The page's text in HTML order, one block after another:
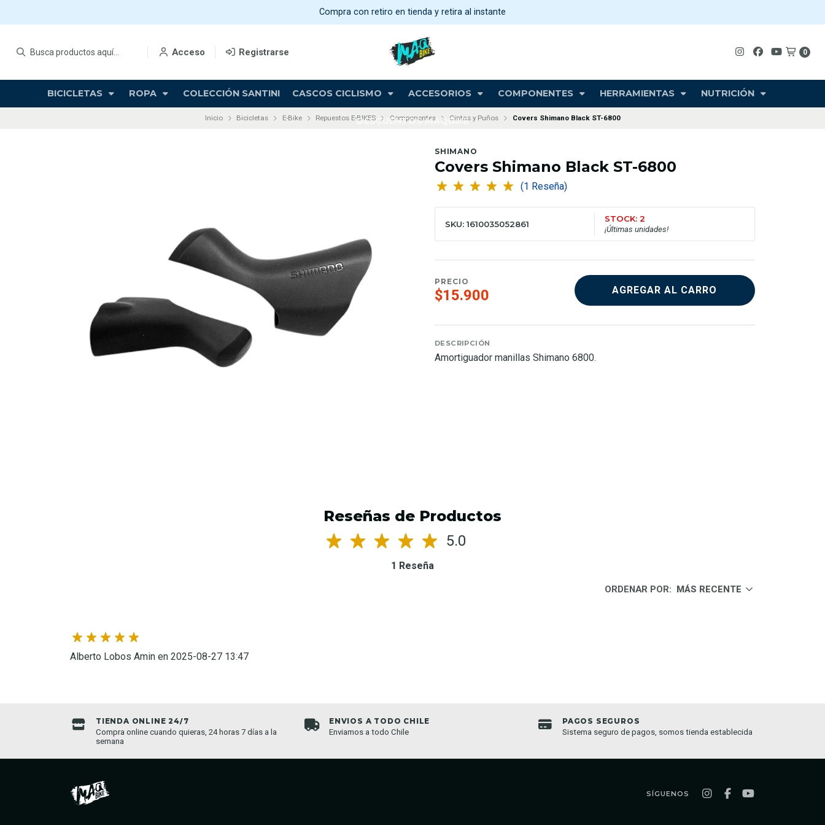
Acceso Registrarse 0
BICICLETAS ROPA COLECCIÓN SANTINI CASCOS CICLISMO ACCESORIOS COMPONENTES HERRAMIENTAS NUTRICIÓN
DESCUENTOS MAQBIKE
Compra con retiro en tienda y retira al instante
Inicio Bicicletas E-Bike Repuestos E-BIKES Componentes Cintas y Puños Covers Shimano Black ST-6800
SHIMANO
Covers Shimano Black ST-6800
(1 Reseña)
SKU: 1610035052861
STOCK: 2
¡Últimas unidades!
PRECIO
$15.900 AGREGAR AL CARRO
DESCRIPCIÓN
Amortiguador manillas Shimano 6800.
Reseñas de Productos
5.0
1 Reseña
ORDENAR POR: MÁS RECENTE
Alberto Lobos Amin en 2025-08-27 13:47
TIENDA ONLINE 24/7
Compra online cuando quieras, 24 horas 7 días a la
semana
ENVIOS A TODO CHILE
Enviamos a todo Chile
PAGOS SEGUROS
Sistema seguro de pagos, somos tienda establecida
SÍGUENOS